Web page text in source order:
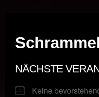
NÄCHSTE
Keine